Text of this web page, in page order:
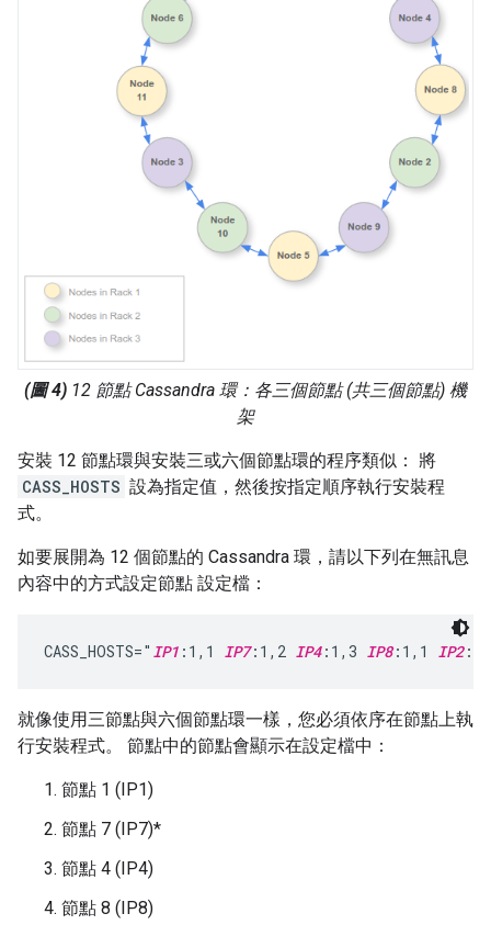
(圖 4) 12 節點 Cassandra 環：各三個節點 (共三個節點) 機
架
安裝 12 節點環與安裝三或六個節點環的程序類似： 將
CASS_HOSTS 設為指定值，然後按指定順序執行安裝程
式。
如要展開為 12 個節點的 Cassandra 環，請以下列在無訊息
內容中的方式設定節點 設定檔：
CASS_HOSTS=" IP1 :1,1 IP7:1,2 IP4:1,3 IP8:1,1 IP2
就像使用三節點與六個節點環一樣，您必須依序在節點上執
行安裝程式。 節點中的節點會顯示在設定檔中：
節點 1 (IP1)
節點 7 (IP7)*
節點 4 (IP4)
節點 8 (IP8)